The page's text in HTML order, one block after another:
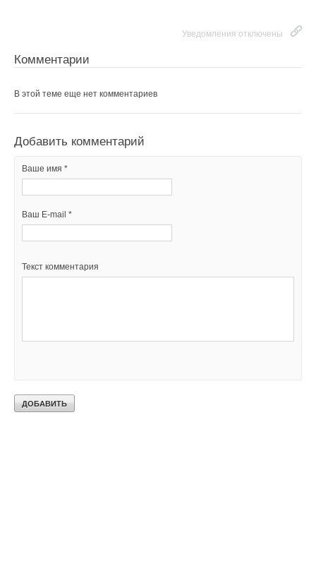
Уведомления отключены
Комментарии
В этой теме еще нет комментариев
Добавить комментарий
Ваше имя *
Ваш E-mail *
Текст комментария